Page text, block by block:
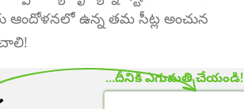
ఆందోళనలో ఉన్న తమ సీట్ల అంచున
...దీనికి ఎగుమతి చేయండి!